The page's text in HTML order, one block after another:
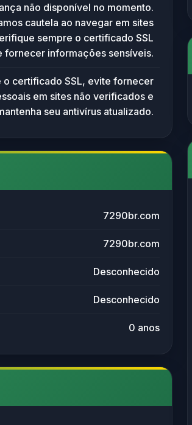
não disponível no momento.
cautela ao navegar em sites
sempre o certificado SSL
fornecer informações sensíveis.
o certificado SSL, evite fornecer
em sites não verificados e
seu antivírus atualizado.
7290br.com
7290br.com
Desconhecido
Desconhecido
0 anos